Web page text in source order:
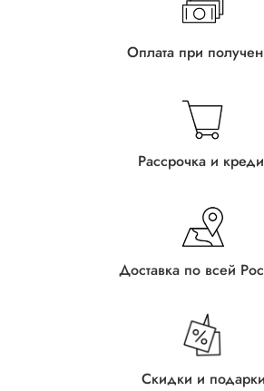
Оплата при
Рассрочка и
Доставка по всей
Скидки и подарки